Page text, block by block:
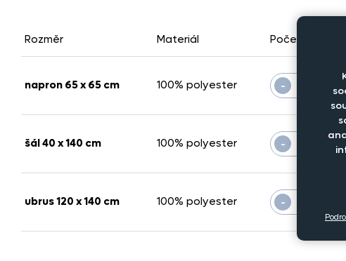
Rozměr Materiál Počet kusů
napron 65 x 65 cm 100% polyester -
šál 40 x 140 cm 100% polyester -
ubrus 120 x 140 cm 100% polyester -